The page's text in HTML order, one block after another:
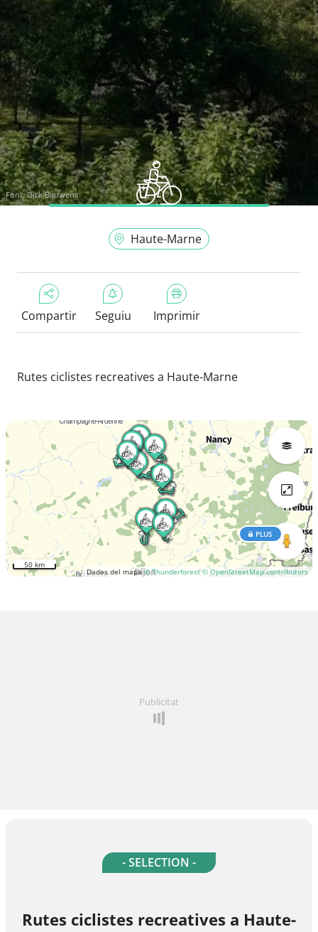
Font:Dirk Bauwens
Haute-Marne
Compartir Seguiu Imprimir
Rutes ciclistes recreatives a Haute-Marne
Dades del mapa© Thunderforest © OpenStreetMap contributors
PLUS
50 km
Publicitat
- SELECTION -
Rutes ciclistes recreatives a Haute-